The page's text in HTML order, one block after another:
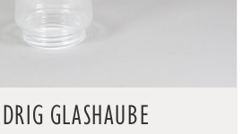
GLASHAUBE